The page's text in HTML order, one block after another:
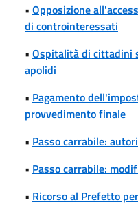
• Opposizione
di controinteressati
• Ospitalità di cittadini
apolidi
• Pagamento
provvedimento finale
• Passo carrabile:
• Passo carrabile:
• Ricorso al Prefetto